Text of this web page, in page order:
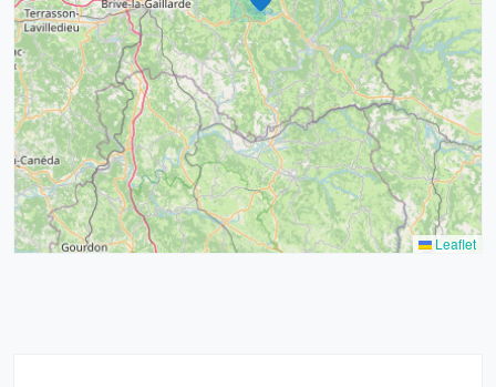
5
13
9
4
5
20
15
10
17
Leaflet